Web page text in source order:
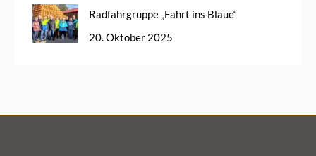
Radfahrgruppe „Fahrt ins Blaue“
20. Oktober 2025